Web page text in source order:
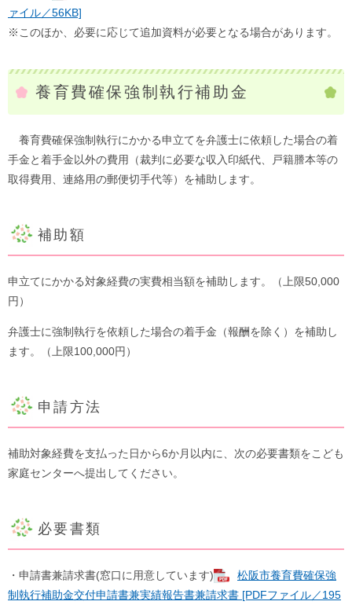
ァイル／56KB]
※このほか、必要に応じて追加資料が必要となる場合があります。
養育費確保強制執行補助金
養育費確保強制執行にかかる申立てを弁護士に依頼した場合の着
手金と着手金以外の費用（裁判に必要な収入印紙代、戸籍謄本等の
取得費用、連絡用の郵便切手代等）を補助します。
補助額
申立てにかかる対象経費の実費相当額を補助します。（上限50,000
円）
弁護士に強制執行を依頼した場合の着手金（報酬を除く）を補助し
ます。（上限100,000円）
申請方法​
補助対象経費を支払った日から6か月以内に、次の必要書類をこども
家庭センターへ提出してください。
必要書類
​・申請書兼請求書(窓口に用意しています)
松阪市養育費確保強
制執行補助金交付申請書兼実績報告書兼請求書 [PDFファイル／195